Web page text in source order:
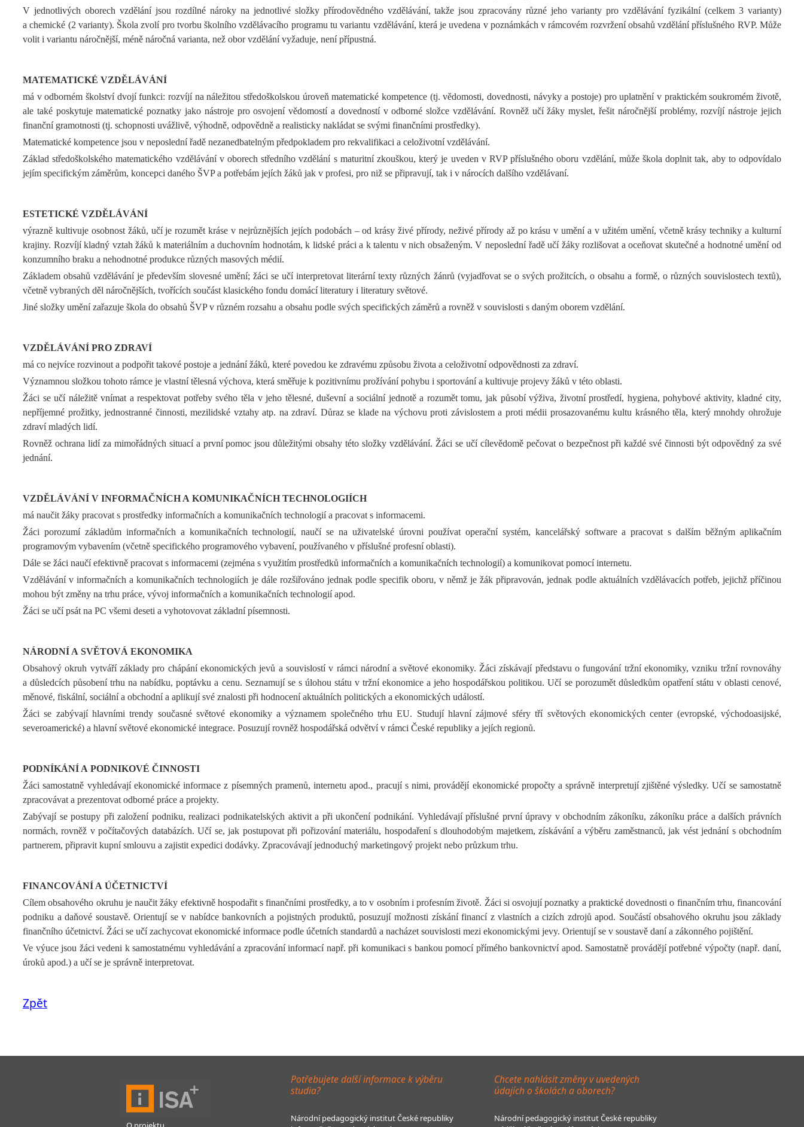
V jednotlivých oborech vzdělání jsou rozdílné nároky na jednotlivé složky přírodovědného vzdělávání, takže jsou zpracovány různé jeho varianty pro vzdělávání fyzikální (celkem 3 varianty)
a chemické (2 varianty). Škola zvolí pro tvorbu školního vzdělávacího programu tu variantu vzdělávání, která je uvedena v poznámkách v rámcovém rozvržení obsahů vzdělání příslušného RVP. Může
volit i variantu náročnější, méně náročná varianta, než obor vzdělání vyžaduje, není přípustná.
MATEMATICKÉ VZDĚLÁVÁNÍ
má v odborném školství dvojí funkci: rozvíjí na náležitou středoškolskou úroveň matematické kompetence (tj. vědomosti, dovednosti, návyky a postoje) pro uplatnění v praktickém soukromém životě,
ale také poskytuje matematické poznatky jako nástroje pro osvojení vědomostí a dovedností v odborné složce vzdělávání. Rovněž učí žáky myslet, řešit náročnější problémy, rozvíjí nástroje jejich
finanční gramotnosti (tj. schopnosti uvážlivě, výhodně, odpovědně a realisticky nakládat se svými finančními prostředky).
Matematické kompetence jsou v neposlední řadě nezanedbatelným předpokladem pro rekvalifikaci a celoživotní vzdělávání.
Základ středoškolského matematického vzdělávání v oborech středního vzdělání s maturitní zkouškou, který je uveden v RVP příslušného oboru vzdělání, může škola doplnit tak, aby to odpovídalo
jejím specifickým záměrům, koncepci daného ŠVP a potřebám jejích žáků jak v profesi, pro niž se připravují, tak i v nárocích dalšího vzdělávaní.
ESTETICKÉ VZDĚLÁVÁNÍ
výrazně kultivuje osobnost žáků, učí je rozumět kráse v nejrůznějších jejích podobách – od krásy živé přírody, neživé přírody až po krásu v umění a v užitém umění, včetně krásy techniky a kulturní
krajiny. Rozvíjí kladný vztah žáků k materiálním a duchovním hodnotám, k lidské práci a k talentu v nich obsaženým. V neposlední řadě učí žáky rozlišovat a oceňovat skutečné a hodnotné umění od
konzumního braku a nehodnotné produkce různých masových médií.
Základem obsahů vzdělávání je především slovesné umění; žáci se učí interpretovat literární texty různých žánrů (vyjadřovat se o svých prožitcích, o obsahu a formě, o různých souvislostech textů),
včetně vybraných děl náročnějších, tvořících součást klasického fondu domácí literatury i literatury světové.
Jiné složky umění zařazuje škola do obsahů ŠVP v různém rozsahu a obsahu podle svých specifických záměrů a rovněž v souvislosti s daným oborem vzdělání.
VZDĚLÁVÁNÍ PRO ZDRAVÍ
má co nejvíce rozvinout a podpořit takové postoje a jednání žáků, které povedou ke zdravému způsobu života a celoživotní odpovědnosti za zdraví.
Významnou složkou tohoto rámce je vlastní tělesná výchova, která směřuje k pozitivnímu prožívání pohybu i sportování a kultivuje projevy žáků v této oblasti.
Žáci se učí náležitě vnímat a respektovat potřeby svého těla v jeho tělesné, duševní a sociální jednotě a rozumět tomu, jak působí výživa, životní prostředí, hygiena, pohybové aktivity, kladné city,
nepříjemné prožitky, jednostranné činnosti, mezilidské vztahy atp. na zdraví. Důraz se klade na výchovu proti závislostem a proti médii prosazovanému kultu krásného těla, který mnohdy ohrožuje
zdraví mladých lidí.
Rovněž ochrana lidí za mimořádných situací a první pomoc jsou důležitými obsahy této složky vzdělávání. Žáci se učí cílevědomě pečovat o bezpečnost při každé své činnosti být odpovědný za své
jednání.
VZDĚLÁVÁNÍ V INFORMAČNÍCH A KOMUNIKAČNÍCH TECHNOLOGIÍCH
má naučit žáky pracovat s prostředky informačních a komunikačních technologií a pracovat s informacemi.
Žáci porozumí základům informačních a komunikačních technologií, naučí se na uživatelské úrovni používat operační systém, kancelářský software a pracovat s dalším běžným aplikačním
programovým vybavením (včetně specifického programového vybavení, používaného v příslušné profesní oblasti).
Dále se žáci naučí efektivně pracovat s informacemi (zejména s využitím prostředků informačních a komunikačních technologií) a komunikovat pomocí internetu.
Vzdělávání v informačních a komunikačních technologiích je dále rozšiřováno jednak podle specifik oboru, v němž je žák připravován, jednak podle aktuálních vzdělávacích potřeb, jejichž příčinou
mohou být změny na trhu práce, vývoj informačních a komunikačních technologií apod.
Žáci se učí psát na PC všemi deseti a vyhotovovat základní písemnosti.
NÁRODNÍ A SVĚTOVÁ EKONOMIKA
Obsahový okruh vytváří základy pro chápání ekonomických jevů a souvislostí v rámci národní a světové ekonomiky. Žáci získávají představu o fungování tržní ekonomiky, vzniku tržní rovnováhy
a důsledcích působení trhu na nabídku, poptávku a cenu. Seznamují se s úlohou státu v tržní ekonomice a jeho hospodářskou politikou. Učí se porozumět důsledkům opatření státu v oblasti cenové,
měnové, fiskální, sociální a obchodní a aplikují své znalosti při hodnocení aktuálních politických a ekonomických událostí.
Žáci se zabývají hlavními trendy současné světové ekonomiky a významem společného trhu EU. Studují hlavní zájmové sféry tří světových ekonomických center (evropské, východoasijské,
severoamerické) a hlavní světové ekonomické integrace. Posuzují rovněž hospodářská odvětví v rámci České republiky a jejích regionů.
PODNÍKÁNÍ A PODNIKOVÉ ČINNOSTI
Žáci samostatně vyhledávají ekonomické informace z písemných pramenů, internetu apod., pracují s nimi, provádějí ekonomické propočty a správně interpretují zjištěné výsledky. Učí se samostatně
zpracovávat a prezentovat odborné práce a projekty.
Zabývají se postupy při založení podniku, realizaci podnikatelských aktivit a při ukončení podnikání. Vyhledávají příslušné první úpravy v obchodním zákoníku, zákoníku práce a dalších právních
normách, rovněž v počítačových databázích. Učí se, jak postupovat při pořizování materiálu, hospodaření s dlouhodobým majetkem, získávání a výběru zaměstnanců, jak vést jednání s obchodním
partnerem, připravit kupní smlouvu a zajistit expedici dodávky. Zpracovávají jednoduchý marketingový projekt nebo průzkum trhu.
FINANCOVÁNÍ A ÚČETNICTVÍ
Cílem obsahového okruhu je naučit žáky efektivně hospodařit s finančními prostředky, a to v osobním i profesním životě. Žáci si osvojují poznatky a praktické dovednosti o finančním trhu, financování
podniku a daňové soustavě. Orientují se v nabídce bankovních a pojistných produktů, posuzují možnosti získání financí z vlastních a cizích zdrojů apod. Součástí obsahového okruhu jsou základy
finančního účetnictví. Žáci se učí zachycovat ekonomické informace podle účetních standardů a nacházet souvislosti mezi ekonomickými jevy. Orientují se v soustavě daní a zákonného pojištění.
Ve výuce jsou žáci vedeni k samostatnému vyhledávání a zpracování informací např. při komunikaci s bankou pomocí přímého bankovnictví apod. Samostatně provádějí potřebné výpočty (např. daní,
úroků apod.) a učí se je správně interpretovat.
Zpět
Potřebujete další informace k výběru
studia?
Národní pedagogický institut České republiky
Chcete nahlásit změny v uvedených
údajích o školách a oborech?
Národní pedagogický institut České republiky